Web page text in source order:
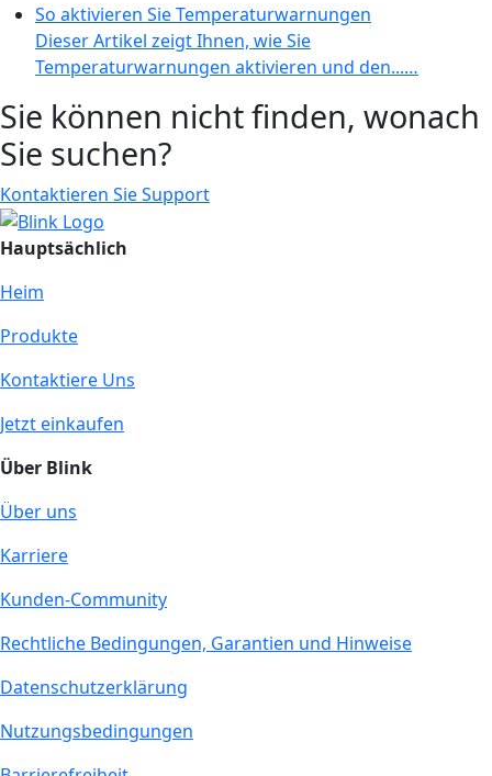
So aktivieren Sie Temperaturwarnungen
Dieser Artikel zeigt Ihnen, wie Sie
Temperaturwarnungen aktivieren und den...…
Sie können nicht finden, wonach
Sie suchen?
Kontaktieren Sie Support
Hauptsächlich
Heim
Produkte
Kontaktiere Uns
Jetzt einkaufen
Über Blink
Über uns
Karriere
Kunden-Community
Rechtliche Bedingungen, Garantien und Hinweise
Datenschutzerklärung
Nutzungsbedingungen